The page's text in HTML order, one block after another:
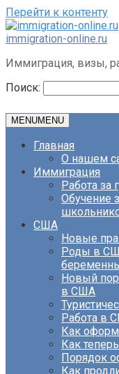
Перейти к контенту
immigration-online.ru
Иммиграция, визы,
Поиск:
MENUMENU
Главная
О нашем
Иммиграция
Работа за
Обучение
США
Новые
Роды в
Новый
в США
Работа в
Как
Как
Порядок
Как